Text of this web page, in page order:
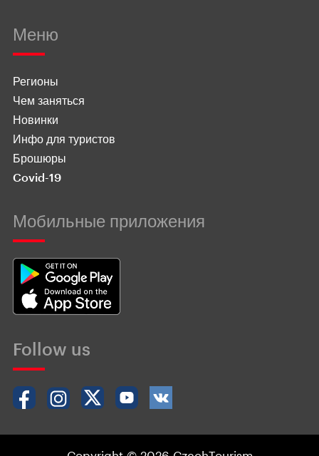
Меню
Регионы
Чем заняться
Новинки
Инфо для туристов
Брошюры
Covid-19
Мобильные приложения
Follow us